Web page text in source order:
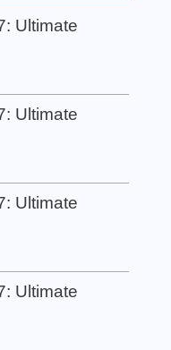
Ultimate
Ultimate
Ultimate
Ultimate